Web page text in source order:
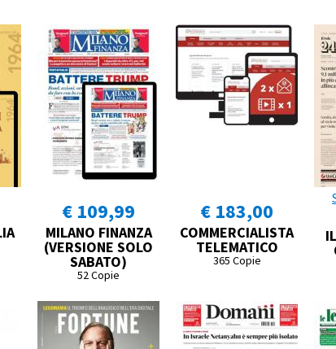
€ 109,99
MILANO FINANZA
(VERSIONE SOLO
SABATO)
52 Copie
€ 183,00
COMMERCIALISTA
TELEMATICO
365 Copie